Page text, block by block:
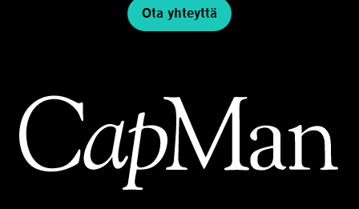
Ota yhteyttä